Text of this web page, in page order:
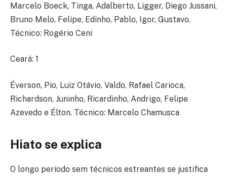
Marcelo Boeck, Tinga, Adalberto, Ligger, Diego Jussani,
Bruno Melo, Felipe, Edinho, Pablo, Igor, Gustavo.
Técnico: Rogério Ceni
Ceará: 1
Éverson, Pio, Luiz Otávio, Valdo, Rafael Carioca,
Richardson, Juninho, Ricardinho, Andrigo, Felipe
Azevedo e Élton. Técnico: Marcelo Chamusca
Hiato se explica
O longo período sem técnicos estreantes se justifica